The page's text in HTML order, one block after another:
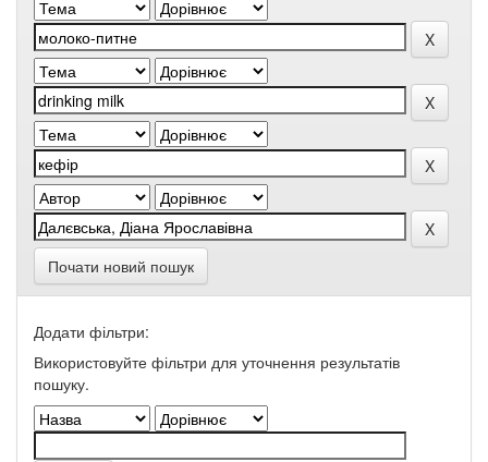
Почати новий пошук
Додати фільтри:
Використовуйте фільтри для уточнення результатів
пошуку.